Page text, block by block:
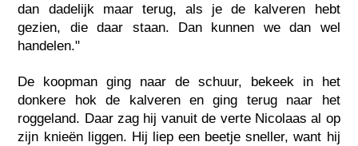
dan dadelijk maar terug, als je de kalveren hebt
gezien, die daar staan. Dan kunnen we dan wel
handelen."
De koopman ging naar de schuur, bekeek in het
donkere hok de kalveren en ging terug naar het
roggeland. Daar zag hij vanuit de verte Nicolaas al op
zijn knieën liggen. Hij liep een beetje sneller, want hij